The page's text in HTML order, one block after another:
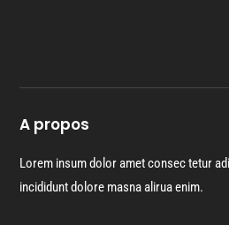
A propos
Lorem insum dolor amet consec tetur
incididunt dolore masna alirua enim.